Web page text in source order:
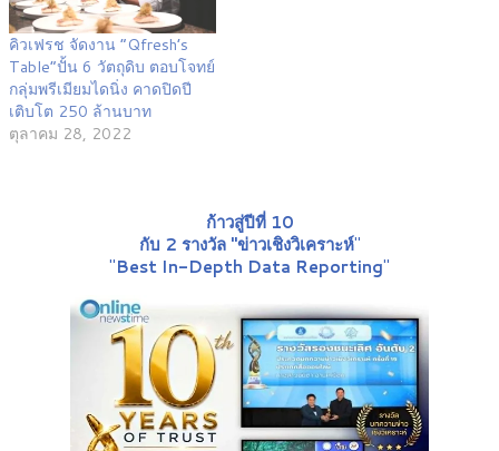
คิวเฟรช จัดงาน “Qfresh’s
Table”ปั้น 6 วัตถุดิบ ตอบโจทย์
กลุ่มพรีเมียมไดนิ่ง คาดปิดปี
เติบโต 250 ล้านบาท
ตุลาคม 28, 2022
ก้าวสู่ปีที่ 10
กับ 2 รางวัล "ข่าวเชิงวิเคราะห์"
"Best In-Depth Data Reporting"